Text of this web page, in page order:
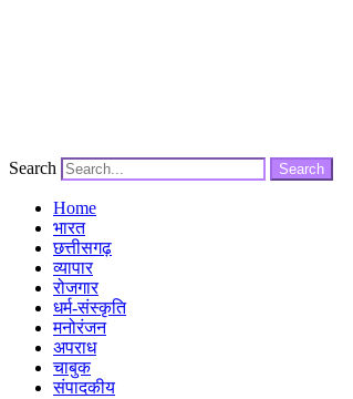
Search Search
Home
भारत
छत्तीसगढ़
व्यापार
रोजगार
धर्म-संस्कृति
मनोरंजन
अपराध
चाबुक
संपादकीय